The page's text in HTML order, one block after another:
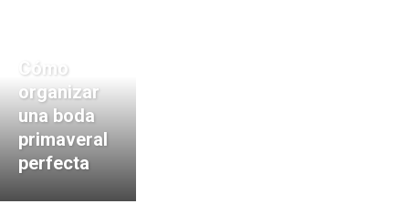
Cómo
organizar
una boda
primaveral
perfecta